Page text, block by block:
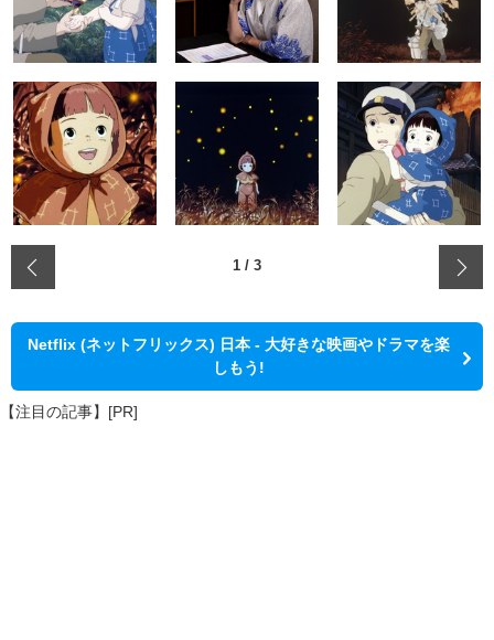
1 / 3
Netflix (ネットフリックス) 日本 - 大好きな映画やドラマを楽
しもう!
【注目の記事】[PR]